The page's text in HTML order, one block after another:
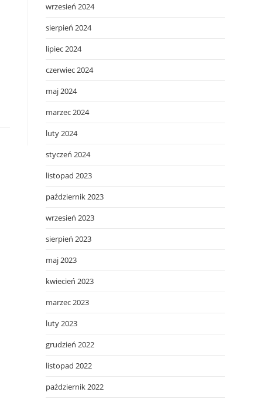
wrzesień 2024
sierpień 2024
lipiec 2024
czerwiec 2024
maj 2024
marzec 2024
luty 2024
styczeń 2024
listopad 2023
październik 2023
wrzesień 2023
sierpień 2023
maj 2023
kwiecień 2023
marzec 2023
luty 2023
grudzień 2022
listopad 2022
październik 2022